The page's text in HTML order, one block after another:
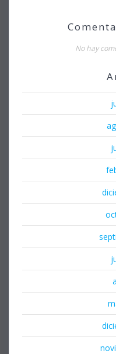
No hay